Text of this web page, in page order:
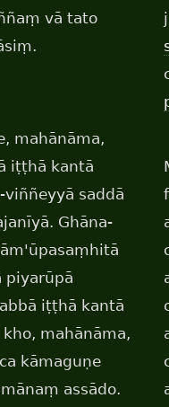
vā tato
mahānāma,
iṭṭhā kantā
saddā
Ghāna-
piyarūpā
iṭṭhā kantā
mahānāma,
kāmaguṇe
assādo.